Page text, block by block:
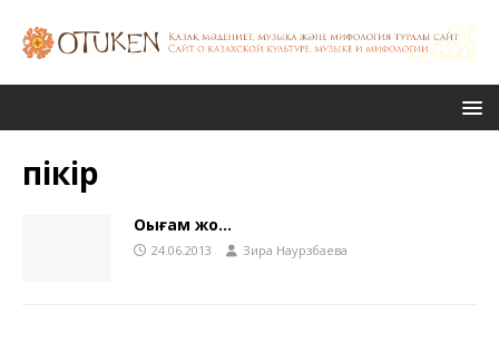
пікір
Оқығам жоқ…
24.06.2013 Зира Наурзбаева